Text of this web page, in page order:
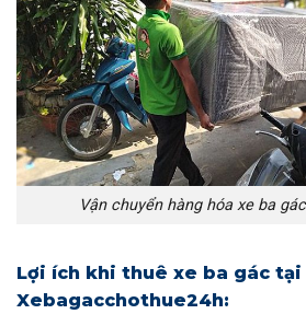
Vận chuyển hàng hóa xe ba
Lợi ích khi thuê xe ba gác tại
Xebagacchothue24h: